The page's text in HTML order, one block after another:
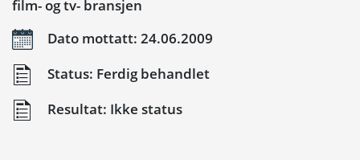
film- og tv- bransjen
Dato mottatt: 24.06.2009
Status: Ferdig behandlet
Resultat: Ikke status